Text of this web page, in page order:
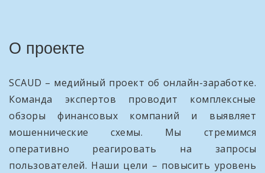
О проекте
SCAUD – медийный проект об онлайн-заработке.
Команда экспертов проводит комплексные
обзоры финансовых компаний и выявляет
мошеннические схемы. Мы стремимся
оперативно реагировать на запросы
пользователей. Наши цели – повысить уровень